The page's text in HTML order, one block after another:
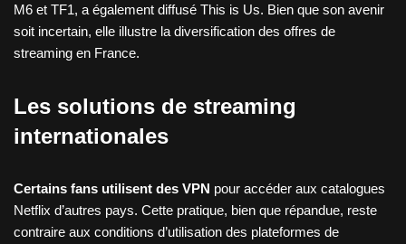
M6 et TF1, a également diffusé This is Us. Bien que son avenir
soit incertain, elle illustre la diversification des offres de
streaming en France.
Les solutions de streaming
internationales
Certains fans utilisent des VPN pour accéder aux catalogues
Netflix d’autres pays. Cette pratique, bien que répandue, reste
contraire aux conditions d’utilisation des plateformes de